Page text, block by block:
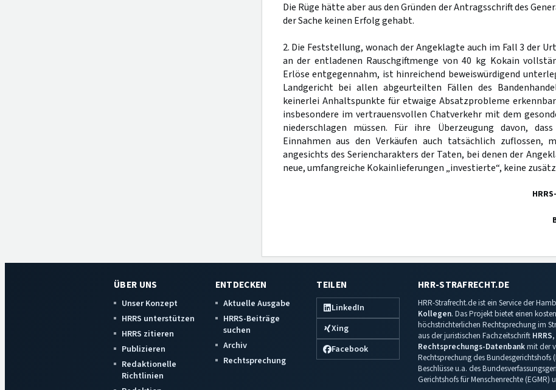
Die Rüge hätte aber aus den Gründen der Antragsschrift des
der Sache keinen Erfolg gehabt.
2. Die Feststellung, wonach der Angeklagte auch im Fall 3 der
an der entladenen Rauschgiftmenge von 40 kg Kokain
Erlöse entgegennahm, ist hinreichend beweiswürdigend
Landgericht bei allen abgeurteilten Fällen des
keinerlei Anhaltspunkte für etwaige Absatzprobleme
insbesondere im vertrauensvollen Chatverkehr mit dem
niederschlagen müssen. Für ihre Überzeugung davon,
Einnahmen aus den Verkäufen auch tatsächlich zuflossen,
angesichts des Seriencharakters der Taten, bei denen der
neue, umfangreiche Kokainlieferungen „investierte“, keine
ÜBER UNS
Unser Konzept
HRRS unterstützen
HRRS zitieren
Publizieren
Redaktionelle
Richtlinien
ENTDECKEN
Aktuelle Ausgabe
HRRS-Beiträge
suchen
Archiv
Rechtsprechung
TEILEN
LinkedIn
Xing
Facebook
HRR-STRAFRECHT.DE
HRR-Strafrecht.de ist ein Service der
Kollegen. Das Projekt bietet einen
höchstrichterlichen Rechtsprechung im
aus der juristischen Fachzeitschrift HRRS
Rechtsprechungs-Datenbankmit der
Rechtsprechung des
Beschlüsse u.a. des
Gerichtshofs für Menschenrechte